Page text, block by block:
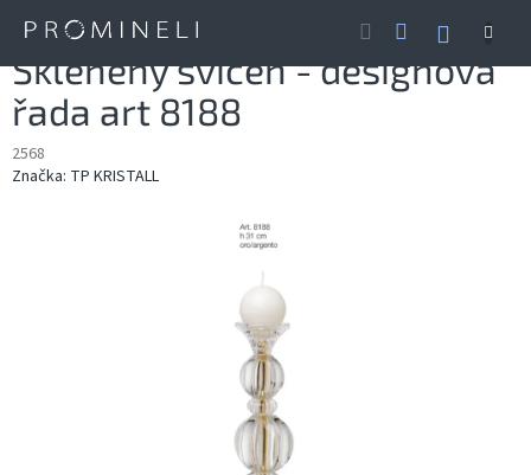
Skleněný svícen - designová
řada art 8188
2568
Značka: TP KRISTALL